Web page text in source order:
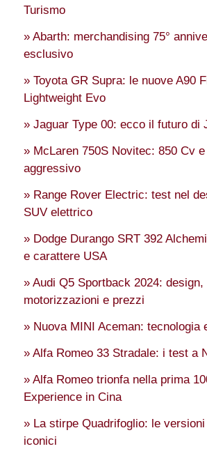
Turismo
» Abarth: merchandising 75°
esclusivo
» Toyota GR Supra: le nuove A90
Lightweight Evo
» Jaguar Type 00: ecco il futuro di
» McLaren 750S Novitec: 850 Cv
aggressivo
» Range Rover Electric: test nel
SUV elettrico
» Dodge Durango SRT 392
e carattere USA
» Audi Q5 Sportback 2024: design,
motorizzazioni e prezzi
» Nuova MINI Aceman: tecnologia
» Alfa Romeo 33 Stradale: i test a
» Alfa Romeo trionfa nella prima
Experience in Cina
» La stirpe Quadrifoglio: le
iconici